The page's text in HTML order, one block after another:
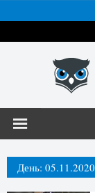
День: 05.11.2020